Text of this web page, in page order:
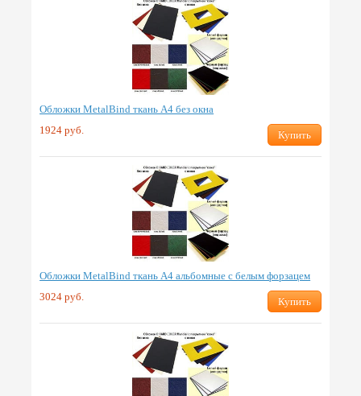
Обложки MetalBind ткань А4 без окна
1924 руб.
Купить
Обложки MetalBind ткань А4 альбомные с белым форзацем
3024 руб.
Купить